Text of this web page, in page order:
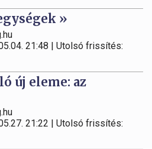
»
21:48 | Utolsó frissítés:
új eleme: az
21:22 | Utolsó frissítés: